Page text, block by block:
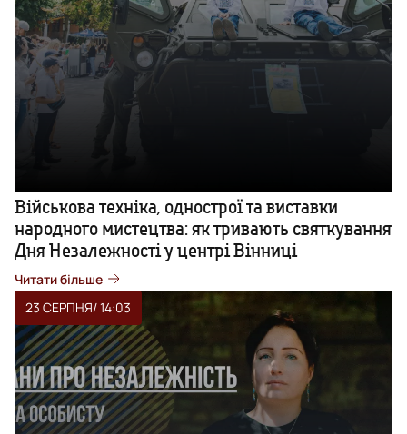
Військова техніка, однострої та виставки
народного мистецтва: як тривають святкування
Дня Незалежності у центрі Вінниці
Читати більше
23 СЕРПНЯ/ 14:03